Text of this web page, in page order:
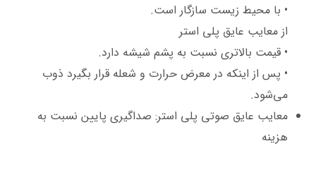
• با محیط زیست سازگار است.
از معایب عایق پلی استر
• قیمت بالاتری نسبت به پشم شیشه دارد.
• پس از اینکه در معرض حرارت و شعله قرار بگیرد ذوب
می‌شود.
معایب عایق صوتی پلی استر: صداگیری پایین نسبت به
هزینه